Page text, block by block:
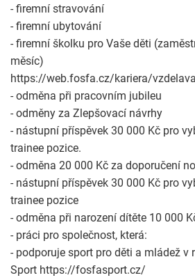
- firemní stravování
- firemní ubytování
- firemní školku pro Vaše děti
měsíc)
https://web.fosfa.cz/kariera/
- odměna při pracovním jubileu
- odměny za Zlepšovací návrhy
- nástupní příspěvek 30 000 Kč pro
trainee pozice.
- odměna 20 000 Kč za doporučení
- nástupní příspěvek 30 000 Kč pro
trainee pozice
- odměna při narození dítěte 10 000
- práci pro společnost, která:
- podporuje sport pro děti a mládež v
Sport https://fosfasport.cz/